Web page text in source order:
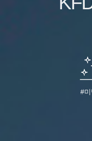
#미